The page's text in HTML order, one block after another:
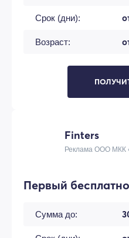
Срок (дни):
Возраст:
Finters
Реклама ООО МКК
Первый бесплатно
Сумма до: